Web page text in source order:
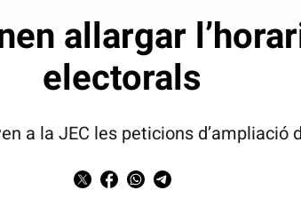
allargar
electorals
a la JEC les peticions d’ampliació